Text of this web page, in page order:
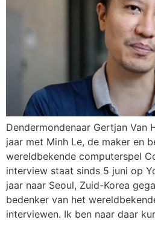
Dendermondenaar Gertjan Van
jaar met Minh Le, de maker en
wereldbekende computerspel
interview staat sinds 5 juni op
jaar naar Seoul, Zuid-Korea
bedenker van het
interviewen. Ik ben naar daar